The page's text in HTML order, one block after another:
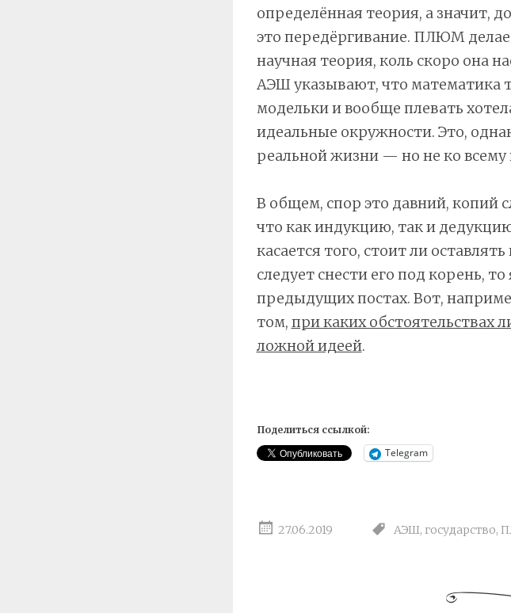
определённая теория, а значит,
это передёргивание. ПЛЮМ
научная теория, коль скоро она
АЭШ указывают, что математика
модельки и вообще плевать
идеальные окружности. Это,
реальной жизни — но не ко всему
В общем, спор это давний, копий
что как индукцию, так и
касается того, стоит ли
следует снести его под корень,
предыдущих постах. Вот,
том, при каких обстоятельствах
ложной идеей.
Поделиться ссылкой:
Telegram
27.06.2019 АЭШ, государство,